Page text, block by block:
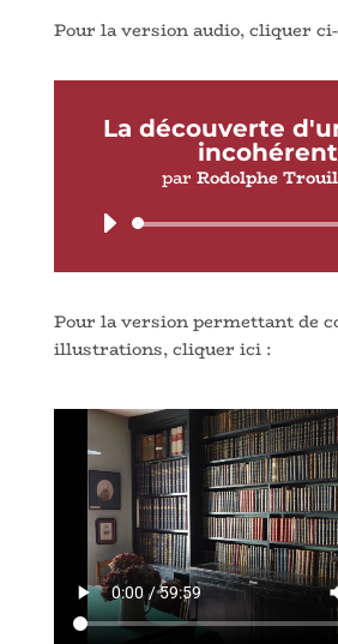
Pour la version audio, cliquer
La découverte
incohérent
par Rodolphe
Lecteur
Pour la version permettant de
illustrations, cliquer ici :